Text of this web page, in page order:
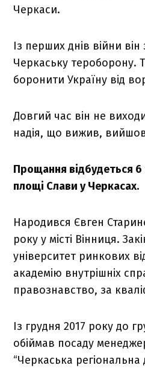
Черкаси.
Із перших днів війни
Черкаську тероборону.
боронити Україну від
Довгий час він не
надія, що вижив,
Прощання відбудеться 6
площі Слави у Черкасах.
Народився Євген
року у місті Вінниця.
університет ринкових
академію внутрішніх
правознавство, за
Із грудня 2017 року до
обіймав посаду
“Черкаська регіональна